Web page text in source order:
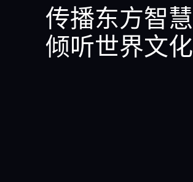
传播东方智慧
倾听世界文化